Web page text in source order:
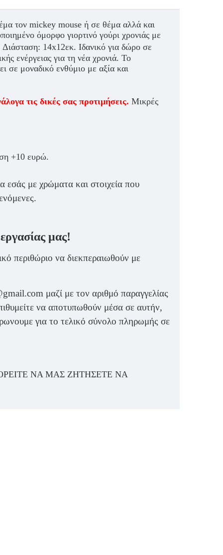
τον mickey mouse ή σε θέμα αλλά και
όμορφο γιορτινό γούρι χρονιάς με
Διάσταση: 14x12εκ. Ιδανικό για δώρο σε
ενέργειας για τη νέα χρονιά. Το
σε μοναδικό ενθύμιο με αξία και
τις δικές σας προτιμήσεις. Μικρές
+10 ευρώ.
εσάς με χρώματα και στοιχεία που
μας!
περιθώριο να διεκπεραιωθούν με
μαζί με τον αριθμό παραγγελίας
να αποτυπωθούν μέσα σε αυτήν,
για το τελικό σύνολο πληρωμής σε
ΝΑ ΜΑΣ ΖΗΤΉΣΕΤΕ ΝΑ